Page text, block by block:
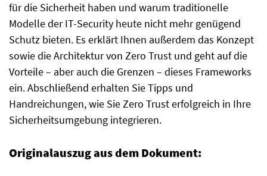
für die Sicherheit haben und warum traditionelle
Modelle der IT-Security heute nicht mehr genügend
Schutz bieten. Es erklärt Ihnen außerdem das Konzept
sowie die Architektur von Zero Trust und geht auf die
Vorteile – aber auch die Grenzen – dieses Frameworks
ein. Abschließend erhalten Sie Tipps und
Handreichungen, wie Sie Zero Trust erfolgreich in Ihre
Sicherheitsumgebung integrieren.
Originalauszug aus dem Dokument: